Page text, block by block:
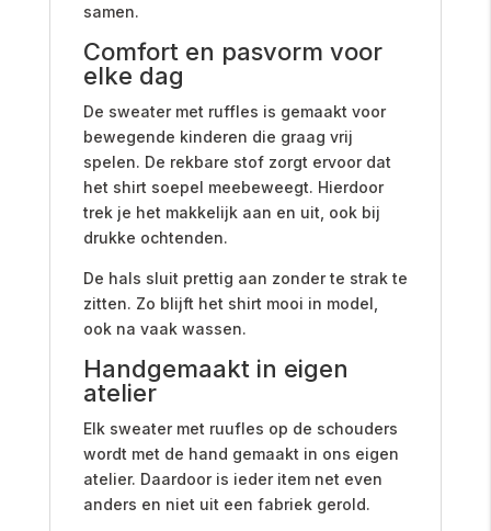
samen.
Comfort en pasvorm voor
elke dag
De sweater met ruffles is gemaakt voor
bewegende kinderen die graag vrij
spelen. De rekbare stof zorgt ervoor dat
het shirt soepel meebeweegt. Hierdoor
trek je het makkelijk aan en uit, ook bij
drukke ochtenden.
De hals sluit prettig aan zonder te strak te
zitten. Zo blijft het shirt mooi in model,
ook na vaak wassen.
Handgemaakt in eigen
atelier
Elk sweater met ruufles op de schouders
wordt met de hand gemaakt in ons eigen
atelier. Daardoor is ieder item net even
anders en niet uit een fabriek gerold.